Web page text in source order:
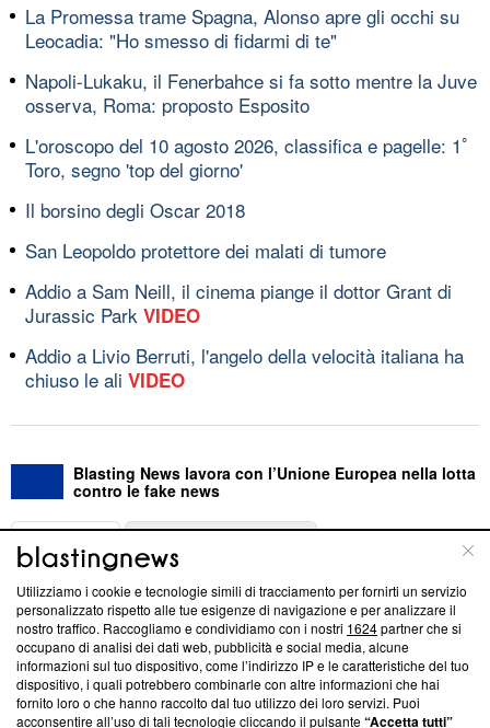
La Promessa trame Spagna, Alonso apre gli occhi su
Leocadia: "Ho smesso di fidarmi di te"
Napoli-Lukaku, il Fenerbahce si fa sotto mentre la Juve
osserva, Roma: proposto Esposito
L'oroscopo del 10 agosto 2026, classifica e pagelle: 1ﾟ
Toro, segno 'top del giorno'
Il borsino degli Oscar 2018
San Leopoldo protettore dei malati di tumore
Addio a Sam Neill, il cinema piange il dottor Grant di
Jurassic Park VIDEO
Addio a Livio Berruti, l'angelo della velocità italiana ha
chiuso le ali VIDEO
Blasting News lavora con l’Unione Europea nella lotta
contro le fake news
ABOUT
Questa sezione offre informazioni trasparenti su Blasting
News, sui nostri processi editoriali e su come ci impegniamo a
creare news di qualità. Inoltre, afferma la nostra aderenza a
‘Trust Project - News with Integrity’Blasting News non è
ancora membro del programma, ma ha richiesto di farne
parte; Trust Project non ha ancora effettuato una verifica di
Utilizziamo i cookie e tecnologie simili di tracciamento per fornirti un servizio
personalizzato rispetto alle tue esigenze di navigazione e per analizzare il
nostro traffico. Raccogliamo e condividiamo con i nostri 1624partner che si
occupano di analisi dei dati web, pubblicità e social media, alcune
informazioni sul tuo dispositivo, come l’indirizzo IP e le caratteristiche del tuo
dispositivo, i quali potrebbero combinarle con altre informazioni che hai
fornito loro o che hanno raccolto dal tuo utilizzo dei loro servizi. Puoi
acconsentire all’uso di tali tecnologie cliccando il pulsante“Accetta tutti”